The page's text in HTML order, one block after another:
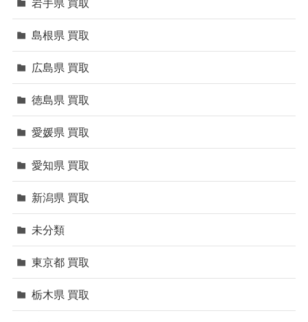
岩手県 買取
島根県 買取
広島県 買取
徳島県 買取
愛媛県 買取
愛知県 買取
新潟県 買取
未分類
東京都 買取
栃木県 買取